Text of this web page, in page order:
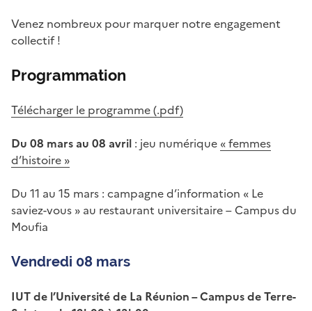
Venez nombreux pour marquer notre engagement
collectif !
Programmation
Télécharger le programme (.pdf)
Du 08 mars au 08 avril : jeu numérique « femmes
d’histoire »
Du 11 au 15 mars : campagne d’information « Le
saviez-vous » au restaurant universitaire – Campus du
Moufia
Vendredi 08 mars
IUT de l’Université de La Réunion – Campus de Terre-